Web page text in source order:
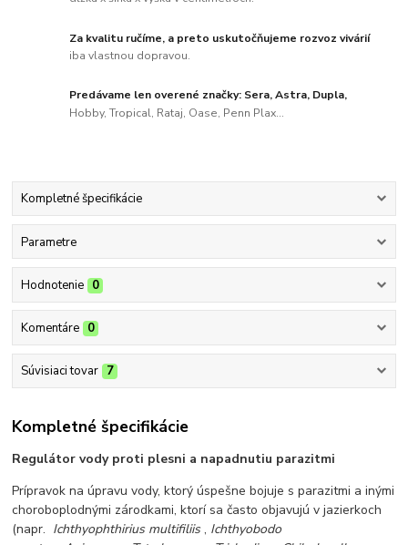
Za kvalitu ručíme, a preto uskutočňujeme rozvoz vivárií
iba vlastnou dopravou.
Predávame len overené značky: Sera, Astra, Dupla,
Hobby, Tropical, Rataj, Oase, Penn Plax...
Kompletné špecifikácie
Parametre
Hodnotenie 0
Komentáre 0
Súvisiaci tovar 7
Kompletné špecifikácie
Regulátor vody proti plesni a napadnutiu parazitmi
Prípravok na úpravu vody, ktorý úspešne bojuje s parazitmi a inými
choroboplodnými zárodkami, ktorí sa často objavujú v jazierkoch
(napr. Ichthyophthirius multifiliis , Ichthyobodo